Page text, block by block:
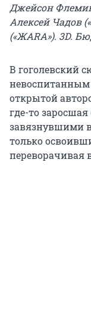
Джейсон
Алексей Чадов
(«ЖАRА»). 3D.
В гоголевский
невоспитанным
открытой
где-то
завязнувшими
только
переворачивая